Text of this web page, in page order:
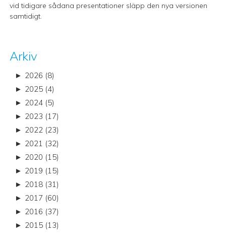
vid tidigare sådana presentationer släpp den nya versionen
samtidigt.
Arkiv
► 2026 (8)
► 2025 (4)
► 2024 (5)
► 2023 (17)
► 2022 (23)
► 2021 (32)
► 2020 (15)
► 2019 (15)
► 2018 (31)
► 2017 (60)
► 2016 (37)
► 2015 (13)